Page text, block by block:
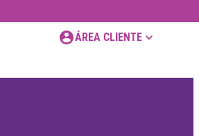
ÁREA CLIENTE